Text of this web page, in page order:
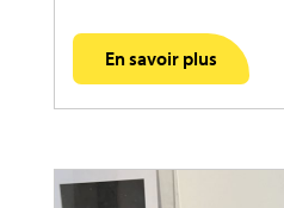
En savoir plus